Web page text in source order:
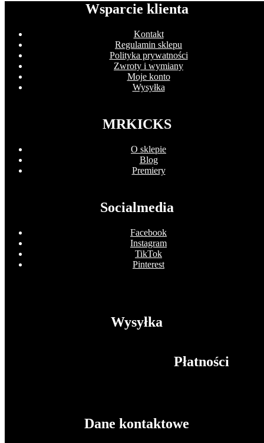
Wsparcie klienta
Kontakt
Regulamin sklepu
Polityka prywatności
Zwroty i wymiany
Moje konto
Wysyłka
MRKICKS
O sklepie
Blog
Premiery
Socialmedia
Facebook
Instagram
TikTok
Pinterest
Wysyłka
Płatności
Dane kontaktowe